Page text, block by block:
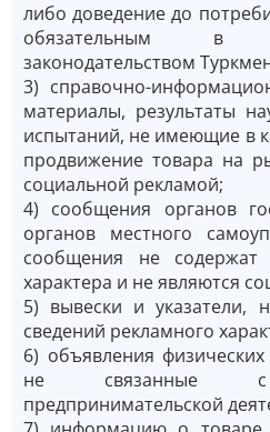
либо доведение до
обязательным в
законодательством
3) справочно-
материалы, результаты
испытаний, не имеющие в
продвижение товара на
социальной рекламой;
4) сообщения органов
органов местного
сообщения не содержат
характера и не являются
5) вывески и указатели,
сведений рекламного
6) объявления
не связанные с
предпринимательской